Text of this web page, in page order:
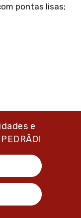
pontas lisas;
e
PEDRÃO!